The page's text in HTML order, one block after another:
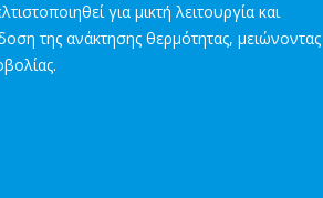
για μικτή λειτουργία και
της ανάκτησης θερμότητας, μειώνοντας